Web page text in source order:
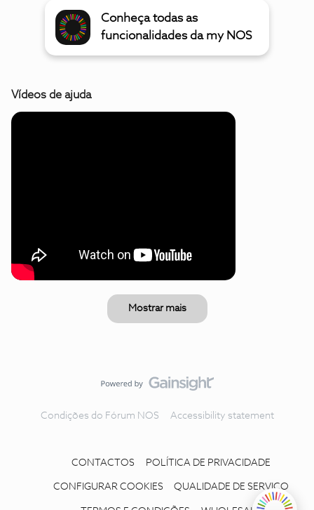
Conheça todas as
funcionalidades da my NOS
Vídeos de ajuda
Mostrar mais
Condições do Fórum NOS Accessibility statement
CONTACTOS POLÍTICA DE PRIVACIDADE
CONFIGURAR COOKIES QUALIDADE DE SERVIÇO